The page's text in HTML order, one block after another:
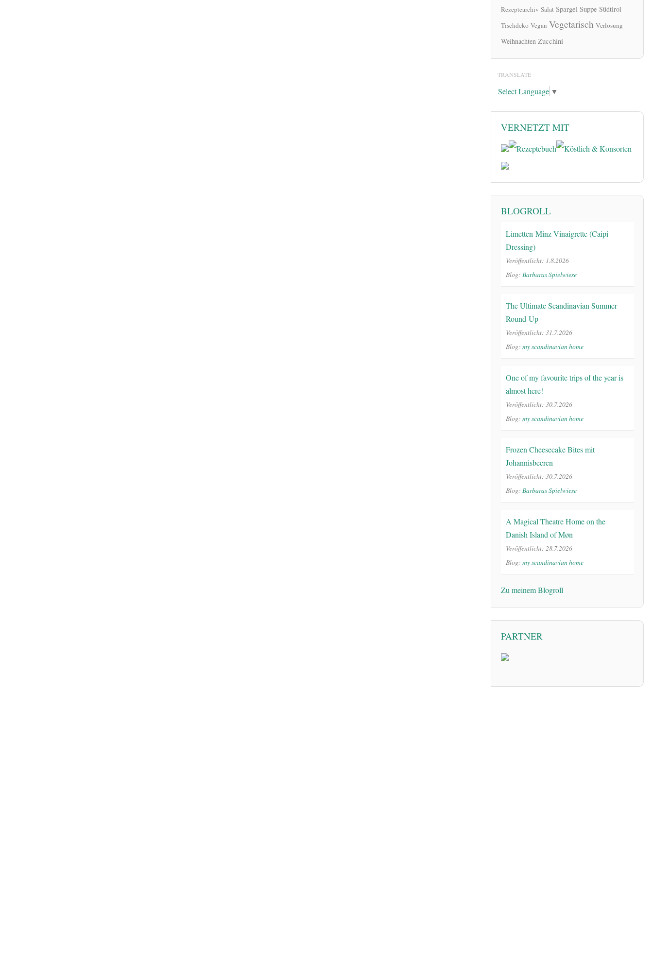
Rezeptearchiv Salat Spargel Suppe Südtirol
Tischdeko Vegan Vegetarisch Verlosung
Weihnachten Zucchini
TRANSLATE
Select Language ▼
VERNETZT MIT
BLOGROLL
Limetten-Minz-Vinaigrette (Caipi-
Dressing)
Veröffentlicht: 1.8.2026
Blog: Barbaras Spielwiese
The Ultimate Scandinavian Summer
Round-Up
Veröffentlicht: 31.7.2026
Blog: my scandinavian home
One of my favourite trips of the year is
almost here!
Veröffentlicht: 30.7.2026
Blog: my scandinavian home
Frozen Cheesecake Bites mit
Johannisbeeren
Veröffentlicht: 30.7.2026
Blog: Barbaras Spielwiese
A Magical Theatre Home on the
Danish Island of Møn
Veröffentlicht: 28.7.2026
Blog: my scandinavian home
Zu meinem Blogroll
PARTNER